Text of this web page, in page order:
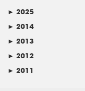
► 2025
► 2014
► 2013
► 2012
► 2011